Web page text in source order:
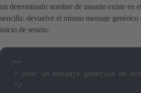
un determinado nombre de usuario existe en
sencilla: devuelve el mismo mensaje
inicio de sesión:
/**
* Usar un mensaje genérico de
*/